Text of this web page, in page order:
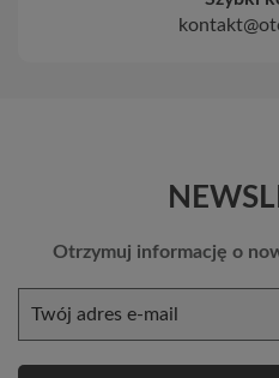
Otrzymuj informację o